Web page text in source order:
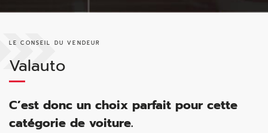
LE CONSEIL DU VENDEUR
Valauto
C’est donc un choix parfait pour cette
catégorie de voiture.